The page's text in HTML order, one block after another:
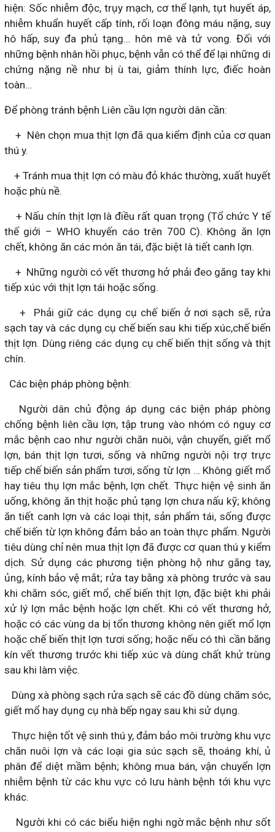
hiện: Sốc nhiễm độc, trụy mạch, cơ thể lạnh, tụt huyết áp,
nhiễm khuẩn huyết cấp tính, rối loạn đông máu nặng, suy
hô hấp, suy đa phủ tạng… hôn mê và tử vong. Đối với
những bệnh nhân hồi phục, bệnh vẫn có thể để lại những di
chứng nặng nề như bị ù tai, giảm thính lực, điếc hoàn
toàn…
Để phòng tránh bệnh Liên cầu lợn người dân cần:
+ Nên chọn mua thịt lợn đã qua kiểm định của cơ quan
thú y.
+ Tránh mua thịt lợn có màu đỏ khác thường, xuất huyết
hoặc phù nề.
+ Nấu chín thịt lợn là điều rất quan trọng (Tổ chức Y tế
thế giới – WHO khuyến cáo trên 700 C). Không ăn lợn
chết, không ăn các món ăn tái, đặc biệt là tiết canh lợn.
+ Những người có vết thương hở phải đeo găng tay khi
tiếp xúc với thịt lợn tái hoặc sống.
+ Phải giữ các dụng cụ chế biến ở nơi sạch sẽ, rửa
sạch tay và các dụng cụ chế biến sau khi tiếp xúc,chế biến
thịt lợn. Dùng riêng các dụng cụ chế biến thịt sống và thịt
chín.
Các biện pháp phòng bệnh:
Người dân chủ động áp dụng các biện pháp phòng
chống bệnh liên cầu lợn, tập trung vào nhóm có nguy cơ
mắc bệnh cao như người chăn nuôi, vận chuyển, giết mổ
lợn, bán thịt lợn tươi, sống và những người nội trợ trực
tiếp chế biến sản phẩm tươi, sống từ lợn … Không giết mổ
hay tiêu thụ lợn mắc bệnh, lợn chết. Thực hiện vệ sinh ăn
uống, không ăn thịt hoặc phủ tạng lợn chưa nấu kỹ; không
ăn tiết canh lợn và các loại thịt, sản phẩm tái, sống được
chế biến từ lợn không đảm bảo an toàn thực phẩm. Người
tiêu dùng chỉ nên mua thịt lợn đã được cơ quan thú y kiểm
dịch. Sử dụng các phương tiện phòng hộ như găng tay,
ủng, kính bảo vệ mắt; rửa tay bằng xà phòng trước và sau
khi chăm sóc, giết mổ, chế biến thịt lợn, đặc biệt khi phải
xử lý lợn mắc bệnh hoặc lợn chết. Khi có vết thương hở,
hoặc có các vùng da bị tổn thương không nên giết mổ lợn
hoặc chế biến thịt lợn tươi sống; hoặc nếu có thì cần băng
kín vết thương trước khi tiếp xúc và dùng chất khử trùng
sau khi làm việc.
Dùng xà phòng sạch rửa sạch sẽ các đồ dùng chăm sóc,
giết mổ hay dụng cụ nhà bếp ngay sau khi sử dụng.
Thực hiện tốt vệ sinh thú y, đảm bảo môi trường khu vực
chăn nuôi lợn và các loại gia súc sạch sẽ, thoáng khí, ủ
phân để diệt mầm bệnh; không mua bán, vận chuyển lợn
nhiễm bệnh từ các khu vực có lưu hành bệnh tới khu vực
khác.
Người khi có các biểu hiện nghi ngờ mắc bệnh như sốt